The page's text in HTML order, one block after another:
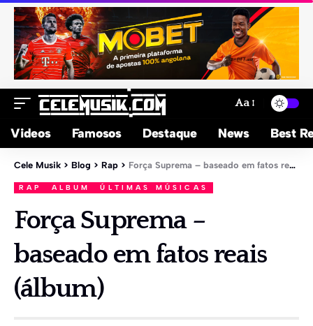
Aa
Videos Famosos Destaque News Best
Cele Musik > Blog > Rap > Força Suprema – baseado em fatos reais (álbum)
RAP ALBUM ÚLTIMAS MÚSICAS
Força Suprema –
baseado em fatos reais
(álbum)